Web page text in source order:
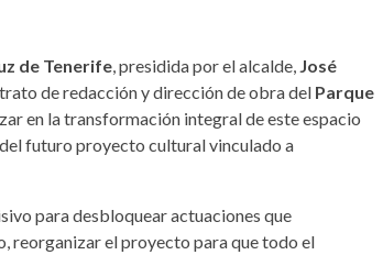
de Tenerife , presidida por el alcalde, José
de redacción y dirección de obra del Parque
en la transformación integral de este espacio
futuro proyecto cultural vinculado a
para desbloquear actuaciones que
reorganizar el proyecto para que todo el